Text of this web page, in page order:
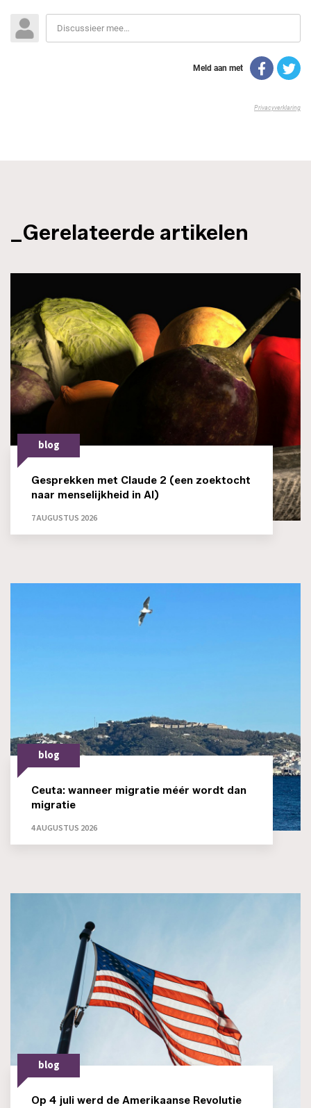
_Gerelateerde artikelen
blog
Gesprekken met Claude 2 (een zoektocht
naar menselijkheid in AI)
7 AUGUSTUS 2026
blog
Ceuta: wanneer migratie méér wordt dan
migratie
4 AUGUSTUS 2026
blog
Op 4 juli werd de Amerikaanse Revolutie